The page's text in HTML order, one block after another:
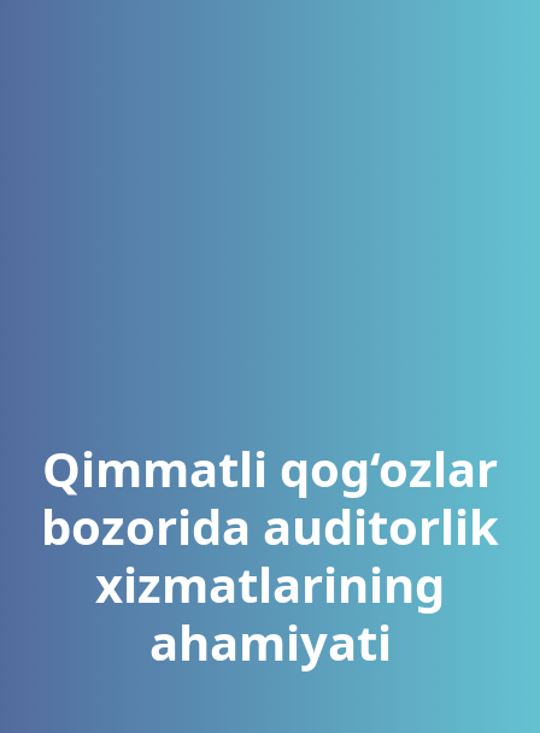
Qimmatli qog‘ozlar
bozorida auditorlik
xizmatlarining
ahamiyati